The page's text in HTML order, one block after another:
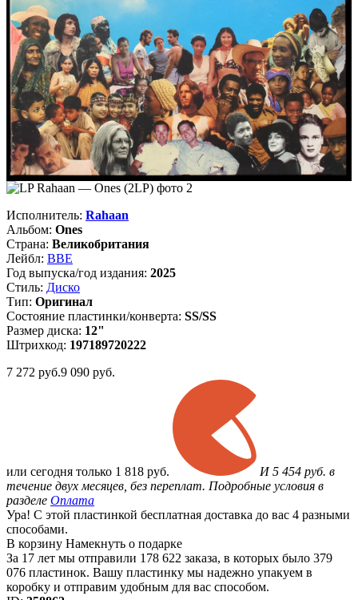
Исполнитель: Rahaan
Альбом: Ones
Страна: Великобритания
Лейбл: BBE
Год выпуска/год издания: 2025
Стиль: Диско
Тип: Оригинал
Состояние пластинки/конверта: SS/SS
Размер диска: 12"
Штрихкод: 197189720222
7 272 руб.9 090 руб.
или сегодня только 1 818 руб.
И 5 454 руб. в
течение двух месяцев, без переплат. Подробные условия в
разделе Оплата
Ура! С этой пластинкой бесплатная доставка до вас 4 разными
способами.
В корзину Намекнуть о подарке
За 17 лет мы отправили 178 622 заказа, в которых было 379
076 пластинок. Вашу пластинку мы надежно упакуем в
коробку и отправим удобным для вас способом.